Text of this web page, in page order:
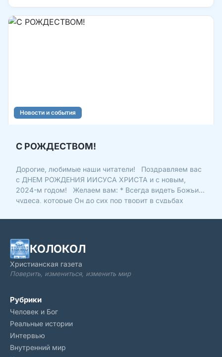
Новости и события
С РОЖДЕСТВОМ!
Дорогие, любимые наши читатели! Поздравляем вас
с ДНЕМ РОЖДЕНИЯ ИИСУСА ХРИСТА и с новым,
2024-м годом! Желаем вам: * Всегда видеть Божьи
чудеса, которые Он до сих пор творит в судьбах
смотрим. Кто каждый месяц заглядывает на страницы
КОЛОКОЛ
Христианская газета
Поверить, измениться, изменить мир
Рубрики
Человек и Бог
Реальные истории
Интервью
Внутренний мир